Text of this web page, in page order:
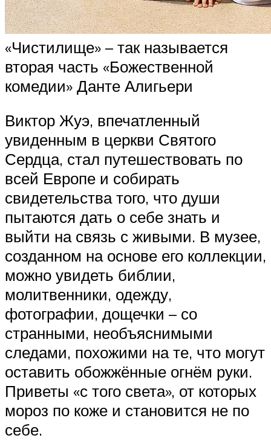
«Чистилище» – так называется
вторая часть «Божественной
комедии» Данте Алигьери
Виктор Жуэ, впечатленный
увиденным в церкви Святого
Сердца, стал путешествовать по
всей Европе и собирать
свидетельства того, что души
пытаются дать о себе знать и
выйти на связь с живыми. В музее,
созданном на основе его коллекции,
можно увидеть библии,
молитвенники, одежду,
фотографии, дощечки – со
странными, необъяснимыми
следами, похожими на те, что могут
оставить обожжённые огнём руки.
Приветы «с того света», от которых
мороз по коже и становится не по
себе.